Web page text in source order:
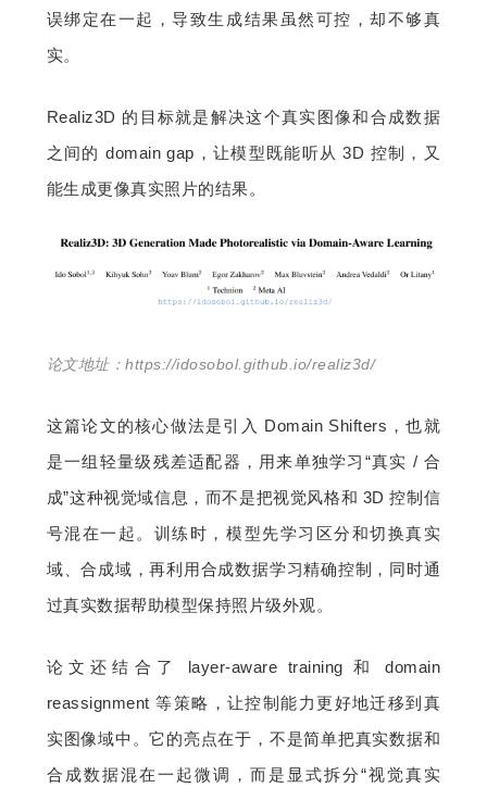
误绑定在一起，导致生成结果虽然可控，却不够真
实。
Realiz3D 的目标就是解决这个真实图像和合成数据
之间的 domain gap，让模型既能听从 3D 控制，又
能生成更像真实照片的结果。
论文地址：https://idosobol.github.io/realiz3d/
这篇论文的核心做法是引入 Domain Shifters，也就
是一组轻量级残差适配器，用来单独学习“真实 / 合
成”这种视觉域信息，而不是把视觉风格和 3D 控制信
号混在一起。训练时，模型先学习区分和切换真实
域、合成域，再利用合成数据学习精确控制，同时通
过真实数据帮助模型保持照片级外观。
论文还结合了 layer-aware training 和 domain
reassignment 等策略，让控制能力更好地迁移到真
实图像域中。它的亮点在于，不是简单把真实数据和
合成数据混在一起微调，而是显式拆分“视觉真实